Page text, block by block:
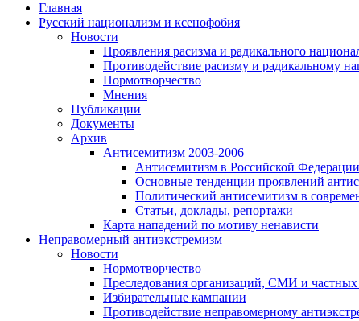
Главная
Русский национализм и ксенофобия
Новости
Проявления расизма и радикального
Противодействие расизму и радикальному
Нормотворчество
Мнения
Публикации
Документы
Архив
Антисемитизм 2003-2006
Антисемитизм в Российской Федерации
Основные тенденции проявлений
Политический антисемитизм в
Статьи, доклады, репортажи
Карта нападений по мотиву ненависти
Неправомерный антиэкстремизм
Новости
Нормотворчество
Преследования организаций, СМИ и
Избирательные кампании
Противодействие неправомерному